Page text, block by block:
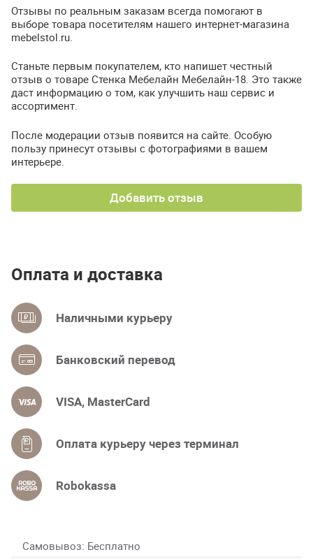
Отзывы по реальным заказам всегда помогают в
выборе товара посетителям нашего интернет-магазина
mebelstol.ru.
Станьте первым покупателем, кто напишет честный
отзыв о товаре Стенка Мебелайн Мебелайн-18. Это также
даст информацию о том, как улучшить наш сервис и
ассортимент.
После модерации отзыв появится на сайте. Особую
пользу принесут отзывы с фотографиями в вашем
интерьере.
Добавить отзыв
Оплата и доставка
Наличными курьеру
Банковский перевод
VISA, MasterCard
Оплата курьеру через терминал
Robokassa
Самовывоз Бесплатно